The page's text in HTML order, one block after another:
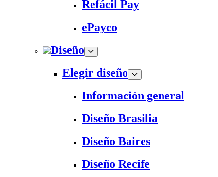
Refácil Pay
ePayco
Diseño
Elegir diseño
Información general
Diseño Brasilia
Diseño Baires
Diseño Recife